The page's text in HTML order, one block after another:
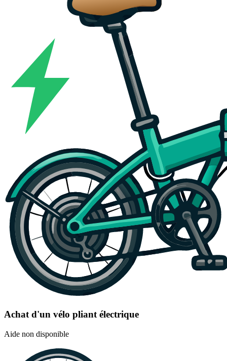
Achat d'un vélo pliant électrique
Aide non disponible